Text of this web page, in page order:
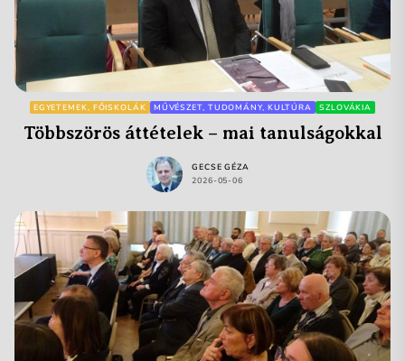
EGYETEMEK, FŐISKOLÁK MŰVÉSZET, TUDOMÁNY, KULTÚRA SZLOVÁKIA
Többszörös áttételek – mai tanulságokkal
GECSE GÉZA
2026-05-06